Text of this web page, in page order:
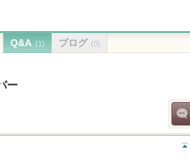
Q&A (1) ブログ (0)
ー